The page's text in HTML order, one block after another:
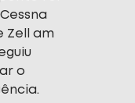
Zell am
o